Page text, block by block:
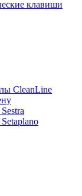
клавиши
CleanLine